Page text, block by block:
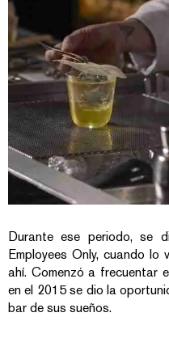
Durante ese periodo, se
Employees Only, cuando
ahí. Comenzó a frecuentar
en el 2015 se dio la
bar de sus sueños.